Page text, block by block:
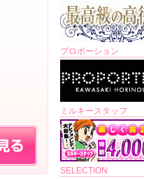
プロポーション
ミルキースタッフ
SELECTION